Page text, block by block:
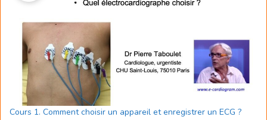
Cours 1. Comment choisir un appareil et enregistrer un ECG ?